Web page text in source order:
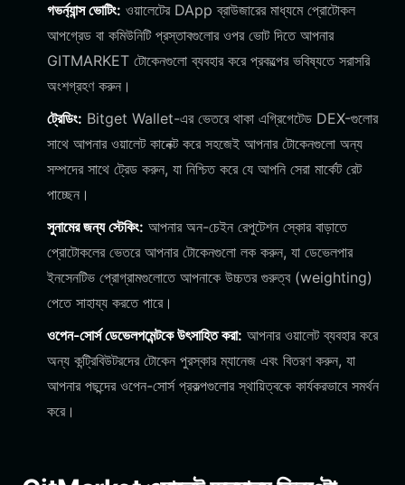
গভর্ন্যান্স ভোটিং: ওয়ালেটের DApp ব্রাউজারের মাধ্যমে প্রোটোকল
আপগ্রেড বা কমিউনিটি প্রস্তাবগুলোর ওপর ভোট দিতে আপনার
GITMARKET টোকেনগুলো ব্যবহার করে প্রকল্পের ভবিষ্যতে সরাসরি
অংশগ্রহণ করুন।
ট্রেডিং: Bitget Wallet-এর ভেতরে থাকা এগ্রিগেটেড DEX-গুলোর
সাথে আপনার ওয়ালেট কানেক্ট করে সহজেই আপনার টোকেনগুলো অন্য
সম্পদের সাথে ট্রেড করুন, যা নিশ্চিত করে যে আপনি সেরা মার্কেট রেট
পাচ্ছেন।
সুনামের জন্য স্টেকিং: আপনার অন-চেইন রেপুটেশন স্কোর বাড়াতে
প্রোটোকলের ভেতরে আপনার টোকেনগুলো লক করুন, যা ডেভেলপার
ইনসেনটিভ প্রোগ্রামগুলোতে আপনাকে উচ্চতর গুরুত্ব (weighting)
পেতে সাহায্য করতে পারে।
ওপেন-সোর্স ডেভেলপমেন্টকে উৎসাহিত করা: আপনার ওয়ালেট ব্যবহার করে
অন্য কন্ট্রিবিউটরদের টোকেন পুরস্কার ম্যানেজ এবং বিতরণ করুন, যা
আপনার পছন্দের ওপেন-সোর্স প্রকল্পগুলোর স্থায়িত্বকে কার্যকরভাবে সমর্থন
করে।